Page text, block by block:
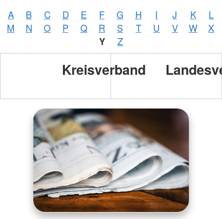
A B C D E F G H I J K
L
M
N O P Q R S T U V W X
Y Z
Kreisverband